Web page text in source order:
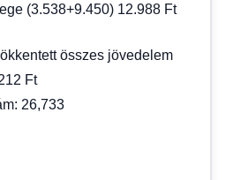
(3.538+9.450) 12.988 Ft
összes jövedelem
Ft
26,733